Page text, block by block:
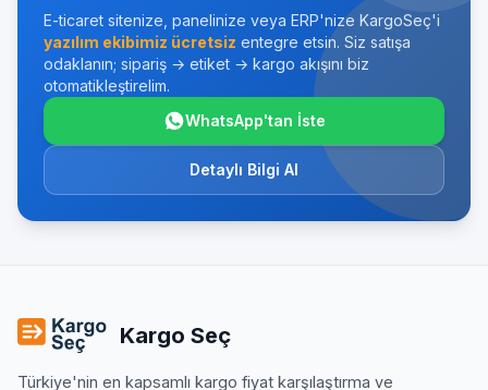
E-ticaret sitenize, panelinize veya ERP'nize KargoSeç'i
yazılım ekibimiz ücretsiz entegre etsin. Siz satışa
odaklanın; sipariş → etiket → kargo akışını biz
otomatikleştirelim.
WhatsApp'tan İste
Detaylı Bilgi Al
Kargo Seç
Türkiye'nin en kapsamlı kargo fiyat karşılaştırma ve